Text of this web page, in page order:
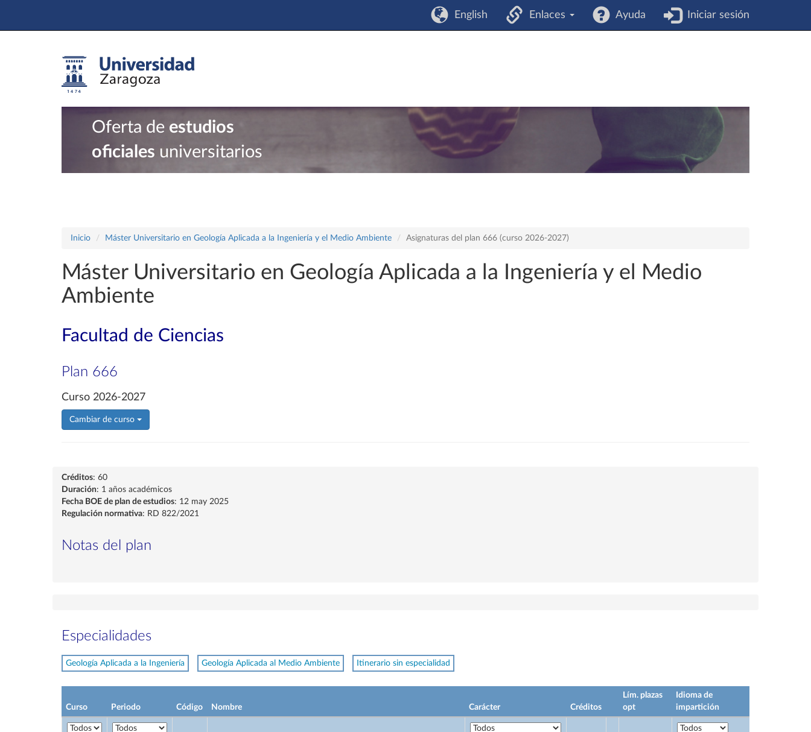
English Enlaces Ayuda Iniciar sesión
Oferta de estudios
oficiales universitarios
Inicio Máster Universitario en Geología Aplicada a la Ingeniería y el Medio Ambiente Asignaturas del plan 666 (curso 2026-2027)
Máster Universitario en Geología Aplicada a la Ingeniería y el Medio
Ambiente
Facultad de Ciencias
Plan 666
Curso 2026-2027
Cambiar de curso
Créditos: 60
Duración: 1 años académicos
Fecha BOE de plan de estudios: 12 may 2025
Regulación normativa: RD 822/2021
Notas del plan
Especialidades
Geología Aplicada a la Ingeniería Geología Aplicada al Medio Ambiente Itinerario sin especialidad
Curso Periodo Código Nombre Carácter Créditos
Lím. plazas
opt
Idioma de
impartición